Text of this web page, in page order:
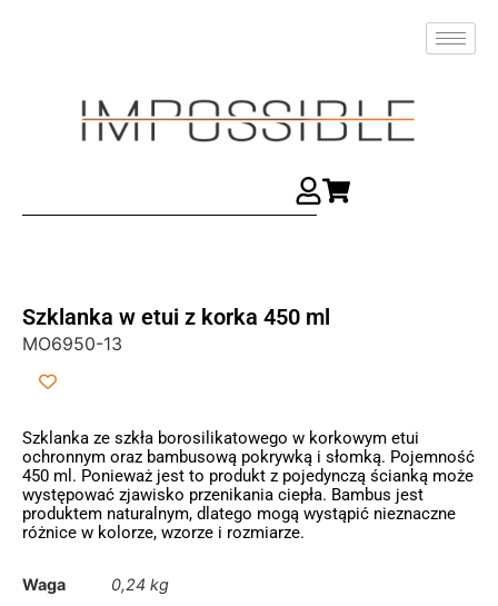
Szklanka w etui z korka 450 ml
MO6950-13
Szklanka ze szkła borosilikatowego w korkowym etui
ochronnym oraz bambusową pokrywką i słomką. Pojemność
450 ml. Ponieważ jest to produkt z pojedynczą ścianką może
występować zjawisko przenikania ciepła. Bambus jest
produktem naturalnym, dlatego mogą wystąpić nieznaczne
różnice w kolorze, wzorze i rozmiarze.
Waga 0,24 kg